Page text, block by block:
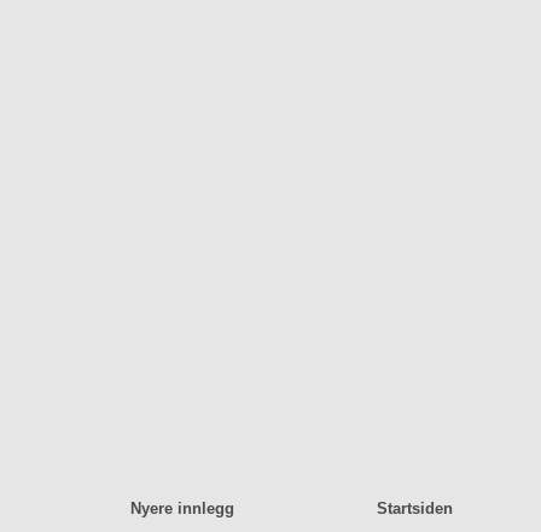
Nyere innlegg Startsiden